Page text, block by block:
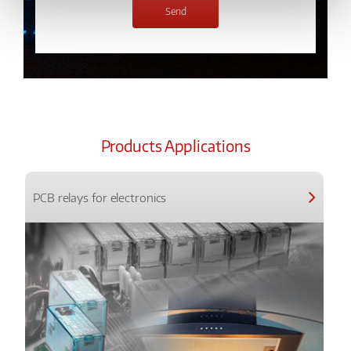
Products Applications
PCB relays for electronics